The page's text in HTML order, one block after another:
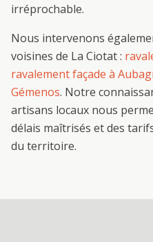
irréprochable.
Nous intervenons
voisines de La Ciotat:
ravalement façade à
Gémenos. Notre
artisans locaux nous
délais maîtrisés et des
du territoire.